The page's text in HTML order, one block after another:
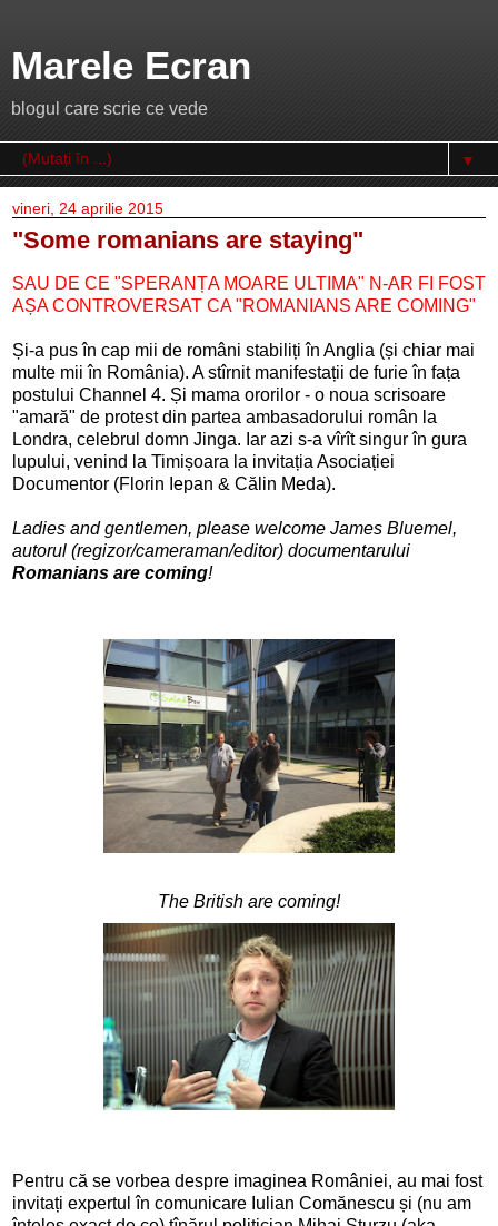
Marele Ecran
blogul care scrie ce vede
▼
vineri, 24 aprilie 2015
"Some romanians are staying"
SAU DE CE "SPERANȚA MOARE ULTIMA" N-AR FI FOST
AȘA CONTROVERSAT CA "ROMANIANS ARE COMING"
Și-a pus în cap mii de români stabiliți în Anglia (și chiar mai
multe mii în România). A stîrnit manifestații de furie în fața
postului Channel 4. Și mama ororilor - o noua scrisoare
"amară" de protest din partea ambasadorului român la
Londra, celebrul domn Jinga. Iar azi s-a vîrît singur în gura
lupului, venind la Timișoara la invitația Asociației
Documentor (Florin Iepan & Călin Meda).
Ladies and gentlemen, please welcome James Bluemel,
autorul (regizor/cameraman/editor) documentarului
Romanians are coming!
The British are coming!
Pentru că se vorbea despre imaginea României, au mai fost
invitați expertul în comunicare Iulian Comănescu și (nu am